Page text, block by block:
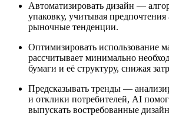
Автоматизировать дизайн —
упаковку, учитывая предпочтения
рыночные тенденции.
Оптимизировать использование
рассчитывает минимально
бумаги и её структуру, снижая
Предсказывать тренды —
и отклики потребителей, AI
выпускать востребованные